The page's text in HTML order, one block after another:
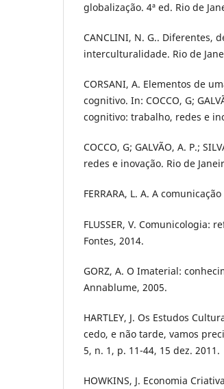
globalização. 4ª ed. Rio de
CANCLINI, N. G.. Diferentes,
interculturalidade. Rio de
CORSANI, A. Elementos de
cognitivo. In: COCCO, G;
cognitivo: trabalho, redes e
COCCO, G; GALVÃO, A. P.;
redes e inovação. Rio de
FERRARA, L. A. A
FLUSSER, V. Comunicologia:
Fontes, 2014.
GORZ, A. O Imaterial:
Annablume, 2005.
HARTLEY, J. Os Estudos
cedo, e não tarde, vamos
5, n. 1, p. 11-44, 15 dez. 2011.
HOWKINS, J. Economia